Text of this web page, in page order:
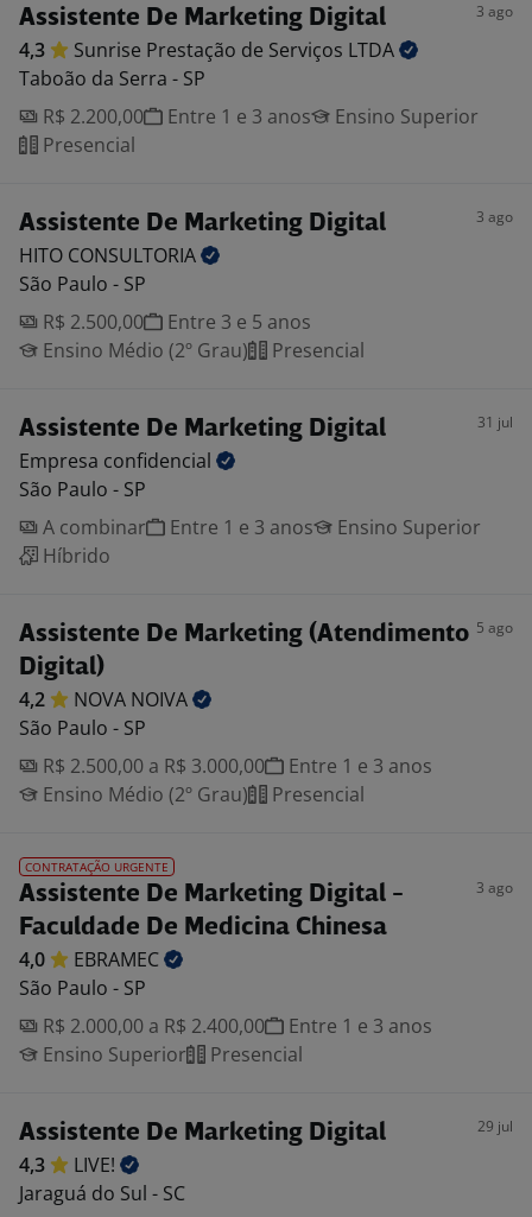
Assistente De Marketing Digital 3 ago
4,3 Sunrise Prestação de Serviços LTDA
Taboão da Serra - SP
R$ 2.200,00
Entre 1 e 3 anos
Ensino Superior
Presencial
Assistente De Marketing Digital 3 ago
HITO CONSULTORIA
São Paulo - SP
R$ 2.500,00
Entre 3 e 5 anos
Ensino Médio (2º Grau)
Presencial
Assistente De Marketing Digital 31 jul
Empresa confidencial
São Paulo - SP
A combinar
Entre 1 e 3 anos
Ensino Superior
Híbrido
Assistente De Marketing (Atendimento
Digital)
5 ago
4,2 NOVA NOIVA
São Paulo - SP
R$ 2.500,00 a R$ 3.000,00
Entre 1 e 3 anos
Ensino Médio (2º Grau)
Presencial
CONTRATAÇÃO URGENTE
Assistente De Marketing Digital -
Faculdade De Medicina Chinesa
3 ago
4,0
EBRAMEC
São Paulo - SP
R$ 2.000,00 a R$ 2.400,00
Entre 1 e 3 anos
Ensino Superior
Presencial
Assistente De Marketing Digital 29 jul
4,3
LIVE!
Jaraguá do Sul - SC